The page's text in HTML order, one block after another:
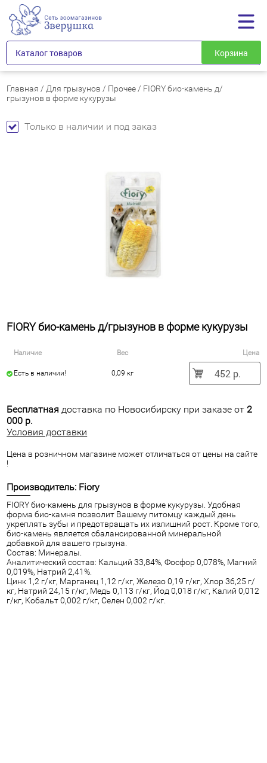
Каталог товаров Корзина
Главная / Для грызунов / Прочее / FIORY био-камень д/
грызунов в форме кукурузы
Только в наличии и под заказ
FIORY био-камень д/грызунов в форме кукурузы
Наличие Вес Цена
Есть в наличии! 0,09 кг 452 р.
Бесплатная доставка по Новосибирску при заказе от 2
000 р.
Условия доставки
Цена в розничном магазине может отличаться от цены на сайте
!
Производитель: Fiory
FIORY био-камень для грызунов в форме кукурузы. Удобная
форма био-камня позволит Вашему питомцу каждый день
укреплять зубы и предотвращать их излишний рост. Кроме того,
био-камень является сбалансированной минеральной
добавкой для вашего грызуна.
Состав: Минералы.
Аналитический состав: Кальций 33,84%, Фосфор 0,078%, Магний
0,019%, Натрий 2,41%.
Цинк 1,2 г/кг, Марганец 1,12 г/кг, Железо 0,19 г/кг, Хлор 36,25 г/
кг, Натрий 24,15 г/кг, Медь 0,113 г/кг, Йод 0,018 г/кг, Калий 0,012
г/кг, Кобальт 0,002 г/кг, Селен 0,002 г/кг.